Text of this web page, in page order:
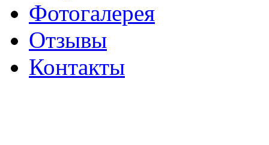
Фотогалерея
Отзывы
­Контакты